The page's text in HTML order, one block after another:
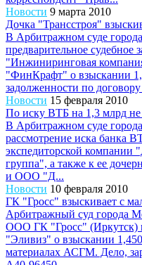
Новости 9 марта 2010
Дочка "Трансстроя"
В Арбитражном суде
предварительное судебное
"Инжиниринговая
"ФинКрафт" о взыскании
задолженности по
Новости 15 февраля 2010
По иску ВТБ на 1,3 млрд не
В Арбитражном суде
рассмотрение иска банка
экспедиторской компании
группа", а также к ее
и ООО "Д...
Новости 10 февраля 2010
ГК "Гросс" взыскивает с
Арбитражный суд города
ООО ГК "Гросс" (Иркутск)
"Эливиз" о взыскании
материалах АСГМ. Дело,